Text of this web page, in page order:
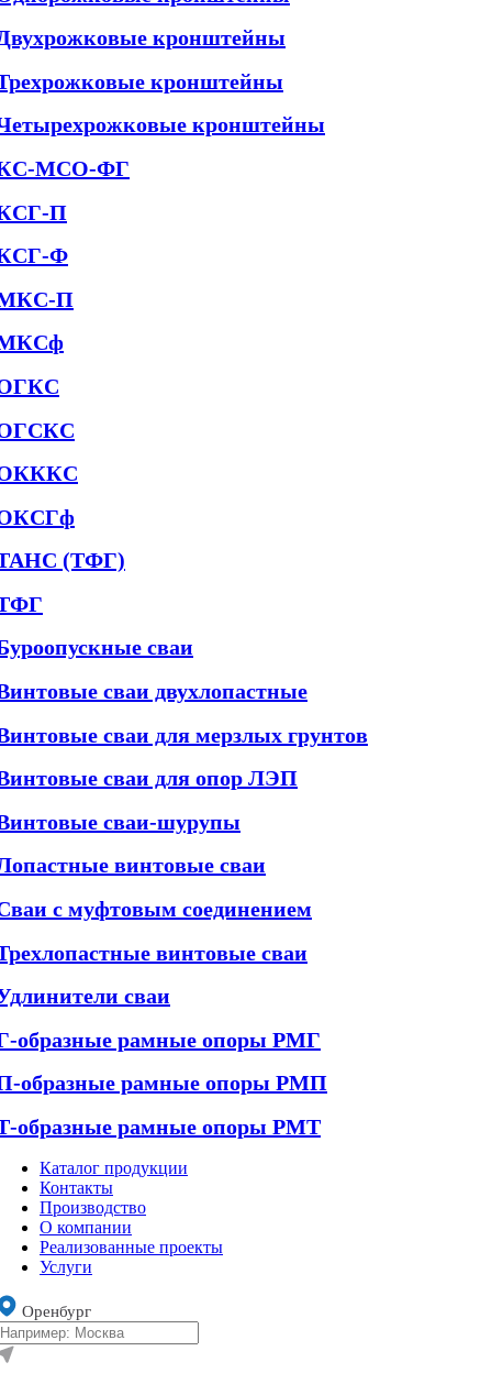
кронштейны
кронштейны
кронштейны
МСО-ФГ
П
Ф
П
(ТФГ)
сваи
сваи двухлопастные
сваи для мерзлых грунтов
сваи для опор ЛЭП
сваи-шурупы
винтовые сваи
с муфтовым соединением
винтовые сваи
сваи
образные рамные опоры РМГ
образные рамные опоры РМП
образные рамные опоры РМТ
Каталог продукции
Контакты
Производство
О компании
Реализованные проекты
Услуги
Оренбург